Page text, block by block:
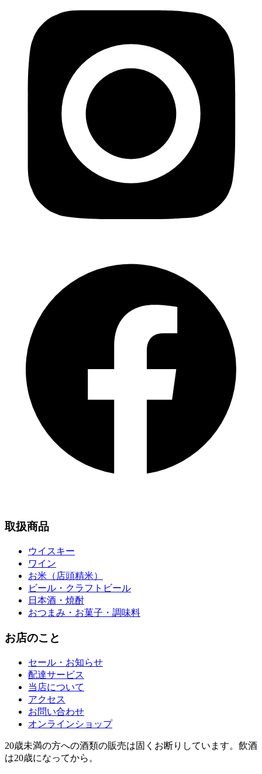
取扱商品
ウイスキー
ワイン
お米（店頭精米）
ビール・クラフトビール
日本酒・焼酎
おつまみ・お菓子・調味料
お店のこと
セール・お知らせ
配達サービス
当店について
アクセス
お問い合わせ
オンラインショップ
20歳未満の方への酒類の販売は固くお断りしています。飲酒
は20歳になってから。